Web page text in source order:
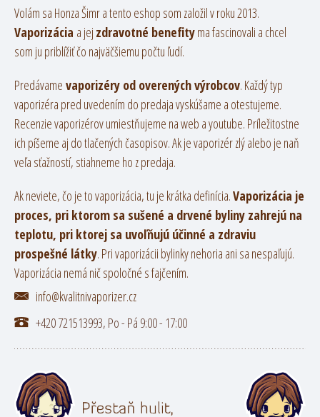
Volám sa Honza Šimr a tento eshop som založil v roku 2013.
Vaporizácia a jej zdravotné benefityma fascinovali a chcel
som ju priblížiť čo najväčšiemu počtu ľudí.
Predávame vaporizéry od overených výrobcov. Každý typ
vaporizéra pred uvedením do predaja vyskúšame a otestujeme.
Recenzie vaporizérov umiestňujeme na web a youtube. Príležitostne
ich píšeme aj do tlačených časopisov. Ak je vaporizér zlý alebo je naň
veľa sťažností, stiahneme ho z predaja.
Ak neviete, čo je to vaporizácia, tu je krátka definícia.Vaporizácia je
proces, pri ktorom sa sušené a drvené byliny zahrejú na
teplotu, pri ktorej sa uvoľňujú účinné a zdraviu
prospešné látky. Pri vaporizácii bylinky nehoria ani sa nespaľujú.
Vaporizácia nemá nič spoločné s fajčením.
info@kvalitnivaporizer.cz
+420 721513993, Po - Pá 9:00 - 17:00